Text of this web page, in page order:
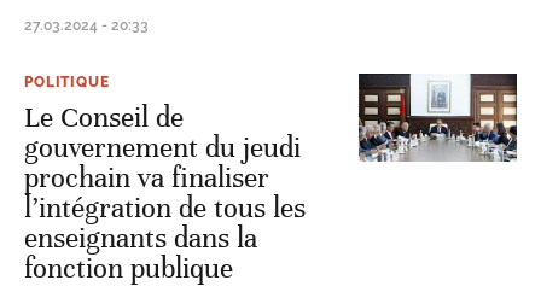
27.03.2024 - 20:33
POLITIQUE
Le Conseil de
gouvernement du jeudi
prochain va finaliser
l’intégration de tous les
enseignants dans la
fonction publique